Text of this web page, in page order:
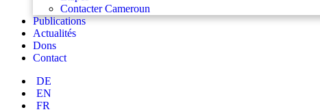
Contacter Cameroun
Publications
Actualités
Dons
Contact
DE
EN
FR